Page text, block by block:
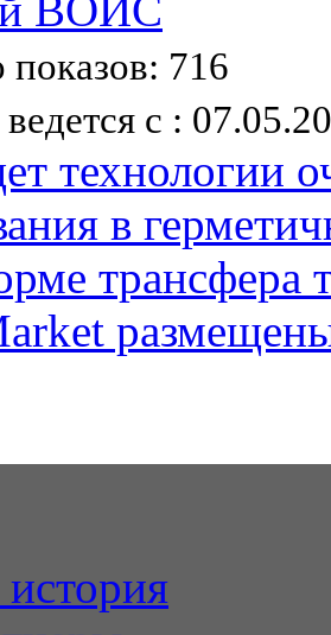
ВОИС
показов: 716
ведется с :
технологии
в
трансфера